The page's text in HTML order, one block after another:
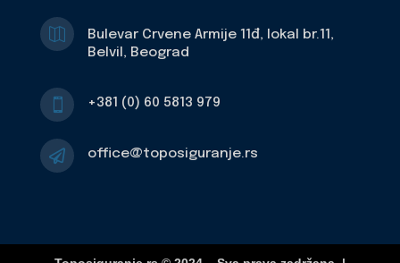

Bulevar Crvene Armije 11đ, lokal br.11,
Belvil, Beograd
 +381 (0) 60 5813 979
 office@toposiguranje.rs